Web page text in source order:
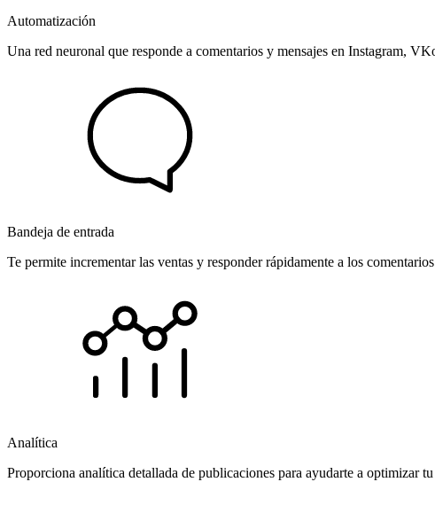
Automatización
Una red neuronal que responde a comentarios y mensajes en Instagram,
Bandeja de entrada
Te permite incrementar las ventas y responder rápidamente a los
Analítica
Proporciona analítica detallada de publicaciones para ayudarte a optimizar